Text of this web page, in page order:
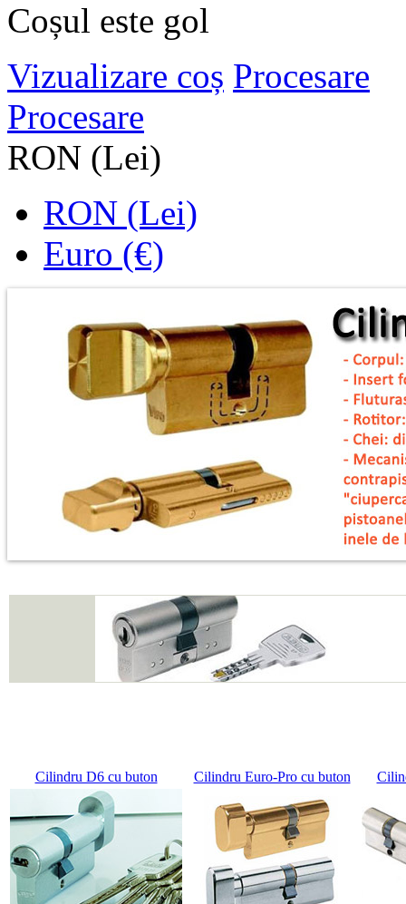
Coșul este gol
Vizualizare coș Procesare
Procesare
RON (Lei)
RON (Lei)
Euro (€)
Cilindru D6 cu buton Cilindru Euro-Pro cu buton